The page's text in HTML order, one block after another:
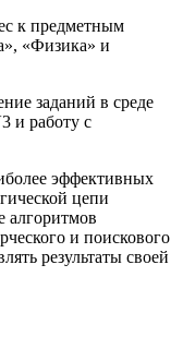
к предметным
«Физика» и
заданий в среде
и работу с
эффективных
цепи
алгоритмов
и поискового
результаты своей